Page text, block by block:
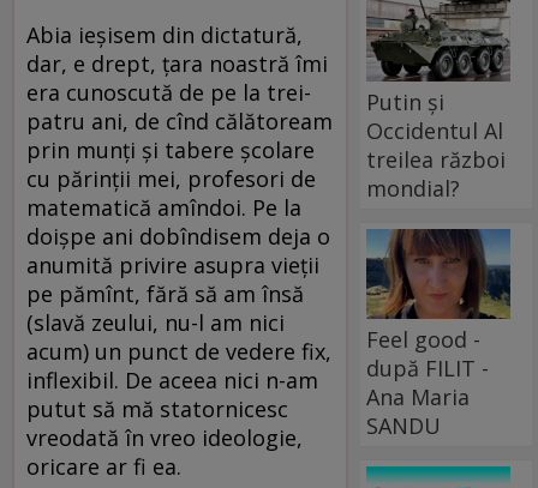
Abia ieșisem din dictatură,
dar, e drept, țara noastră îmi
era cunoscută de pe la trei-
patru ani, de cînd călătoream
prin munți și tabere școlare
cu părinții mei, profesori de
matematică amîndoi. Pe la
doișpe ani dobîndisem deja o
anumită privire asupra vieții
pe pămînt, fără să am însă
(slavă zeului, nu-l am nici
acum) un punct de vedere fix,
inflexibil. De aceea nici n-am
putut să mă statornicesc
vreodată în vreo ideologie,
oricare ar fi ea.
Putin și
Occidentul Al
treilea război
mondial?
Feel good -
după FILIT -
Ana Maria
SANDU